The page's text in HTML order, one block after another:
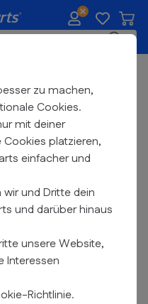
zu machen,
Cookies.
mit deiner
platzieren,
einfacher und
und Dritte dein
und darüber hinaus
unsere Website,
Interessen
Richtlinie.